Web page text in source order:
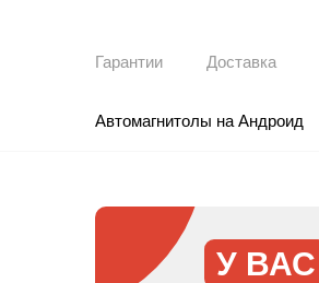
Гарантии Доставка
Автомагнитолы на Андроид
У ВАС